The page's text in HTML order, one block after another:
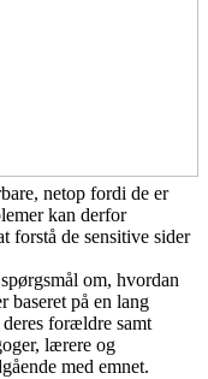
netop fordi de er
kan derfor
forstå de sensitive sider
om, hvordan
baseret på en lang
forældre samt
lærere og
med emnet.